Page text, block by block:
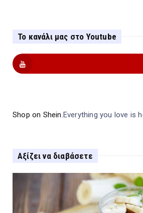
Το κανάλι μας στο Youtube
Shop on Shein.Everything you love is
Αξίζει να διαβάσετε